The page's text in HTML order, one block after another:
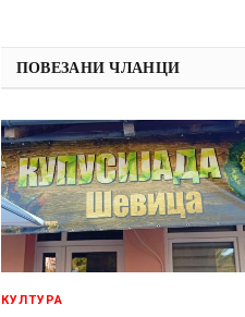
ПОВЕЗАНИ ЧЛАНЦИ
КУЛТУРА